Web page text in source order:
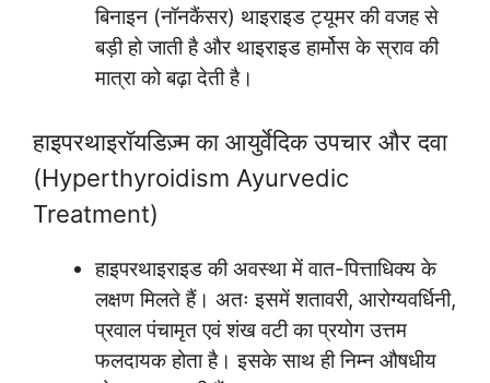
बिनाइन (नॉनकैंसर) थाइराइड ट्यूमर की वजह से
बड़ी हो जाती है और थाइराइड हार्मोस के स्राव की
मात्रा को बढ़ा देती है।
हाइपरथाइरॉयडिज़्म का आयुर्वेदिक उपचार और दवा
(Hyperthyroidism Ayurvedic
Treatment)
हाइपरथाइराइड की अवस्था में वात-पित्ताधिक्य के
लक्षण मिलते हैं। अतः इसमें शतावरी, आरोग्यवर्धिनी,
प्रवाल पंचामृत एवं शंख वटी का प्रयोग उत्तम
फलदायक होता है। इसके साथ ही निम्न औषधीय